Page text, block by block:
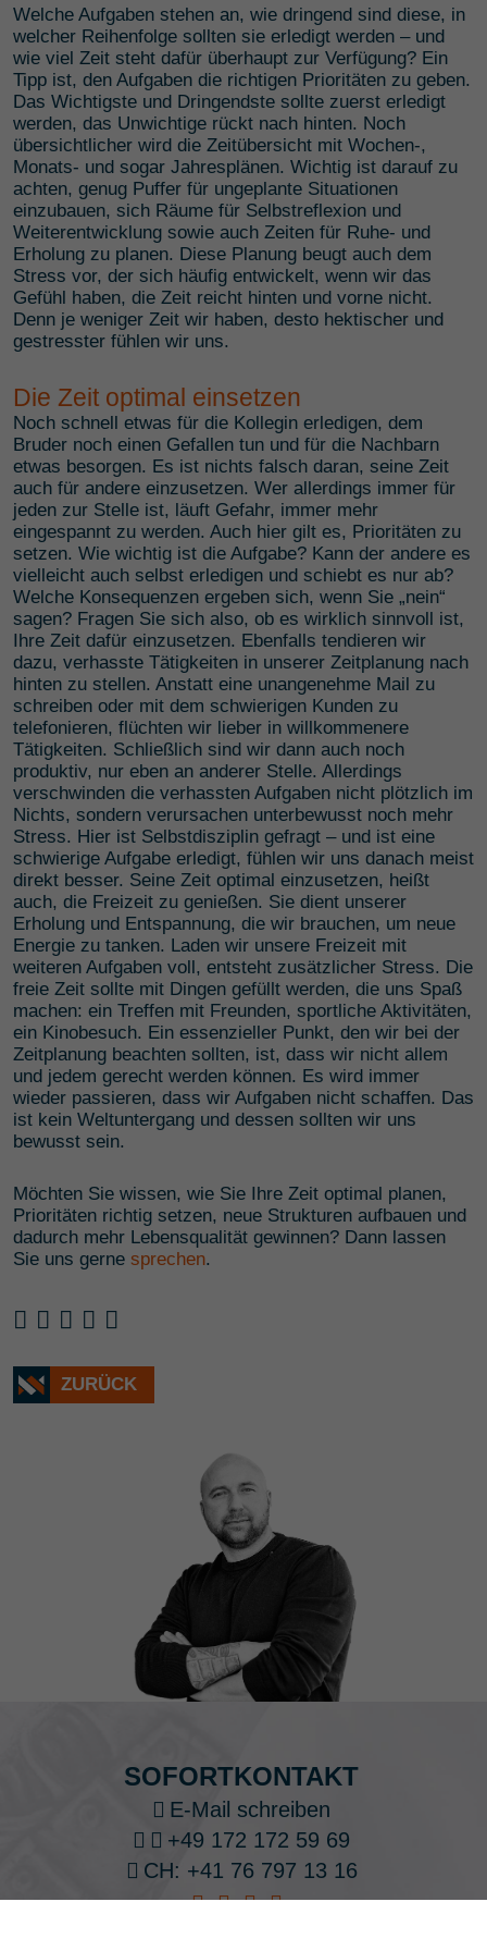
Welche Aufgaben stehen an, wie dringend sind diese, in
welcher Reihenfolge sollten sie erledigt werden – und
wie viel Zeit steht dafür überhaupt zur Verfügung? Ein
Tipp ist, den Aufgaben die richtigen Prioritäten zu geben.
Das Wichtigste und Dringendste sollte zuerst erledigt
werden, das Unwichtige rückt nach hinten. Noch
übersichtlicher wird die Zeitübersicht mit Wochen-,
Monats- und sogar Jahresplänen. Wichtig ist darauf zu
achten, genug Puffer für ungeplante Situationen
einzubauen, sich Räume für Selbstreflexion und
Weiterentwicklung sowie auch Zeiten für Ruhe- und
Erholung zu planen. Diese Planung beugt auch dem
Stress vor, der sich häufig entwickelt, wenn wir das
Gefühl haben, die Zeit reicht hinten und vorne nicht.
Denn je weniger Zeit wir haben, desto hektischer und
gestresster fühlen wir uns.
Die Zeit optimal einsetzen
Noch schnell etwas für die Kollegin erledigen, dem
Bruder noch einen Gefallen tun und für die Nachbarn
etwas besorgen. Es ist nichts falsch daran, seine Zeit
auch für andere einzusetzen. Wer allerdings immer für
jeden zur Stelle ist, läuft Gefahr, immer mehr
eingespannt zu werden. Auch hier gilt es, Prioritäten zu
setzen. Wie wichtig ist die Aufgabe? Kann der andere es
vielleicht auch selbst erledigen und schiebt es nur ab?
Welche Konsequenzen ergeben sich, wenn Sie „nein“
sagen? Fragen Sie sich also, ob es wirklich sinnvoll ist,
Ihre Zeit dafür einzusetzen. Ebenfalls tendieren wir
dazu, verhasste Tätigkeiten in unserer Zeitplanung nach
hinten zu stellen. Anstatt eine unangenehme Mail zu
schreiben oder mit dem schwierigen Kunden zu
telefonieren, flüchten wir lieber in willkommenere
Tätigkeiten. Schließlich sind wir dann auch noch
produktiv, nur eben an anderer Stelle. Allerdings
verschwinden die verhassten Aufgaben nicht plötzlich im
Nichts, sondern verursachen unterbewusst noch mehr
Stress. Hier ist Selbstdisziplin gefragt – und ist eine
schwierige Aufgabe erledigt, fühlen wir uns danach meist
direkt besser. Seine Zeit optimal einzusetzen, heißt
auch, die Freizeit zu genießen. Sie dient unserer
Erholung und Entspannung, die wir brauchen, um neue
Energie zu tanken. Laden wir unsere Freizeit mit
weiteren Aufgaben voll, entsteht zusätzlicher Stress. Die
freie Zeit sollte mit Dingen gefüllt werden, die uns Spaß
machen: ein Treffen mit Freunden, sportliche Aktivitäten,
ein Kinobesuch. Ein essenzieller Punkt, den wir bei der
Zeitplanung beachten sollten, ist, dass wir nicht allem
und jedem gerecht werden können. Es wird immer
wieder passieren, dass wir Aufgaben nicht schaffen. Das
ist kein Weltuntergang und dessen sollten wir uns
bewusst sein.
Möchten Sie wissen, wie Sie Ihre Zeit optimal planen,
Prioritäten richtig setzen, neue Strukturen aufbauen und
dadurch mehr Lebensqualität gewinnen? Dann lassen
Sie uns gerne sprechen.
ZURÜCK
SOFORTKONTAKT
E-Mail schreiben
+49 172 172 59 69
CH: +41 76 797 13 16